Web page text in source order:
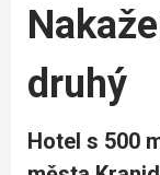
druhý
Hotel s 500